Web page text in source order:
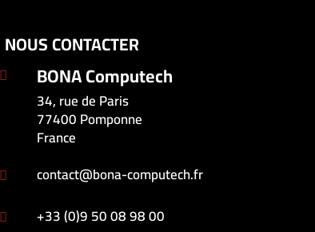
NOUS CONTACTER
 BONA Computech
34, rue de Paris
77400 Pomponne
France
 contact@bona-computech.fr
 +33 (0)9 50 08 98 00